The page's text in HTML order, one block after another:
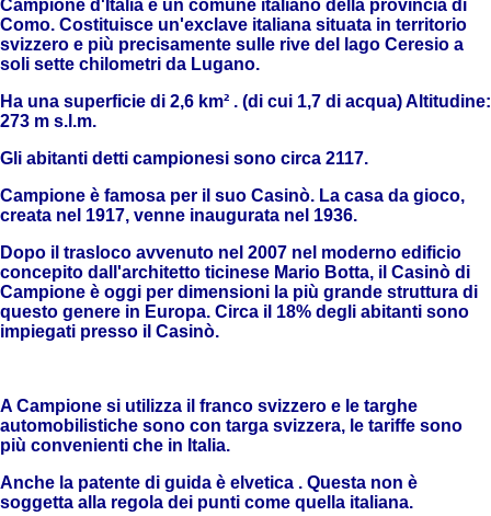
Campione d'Italia è un comune italiano della provincia di
Como. Costituisce un'exclave italiana situata in territorio
svizzero e più precisamente sulle rive del lago Ceresio a
soli sette chilometri da Lugano.
Ha una superficie di 2,6 km² . (di cui 1,7 di acqua) Altitudine:
273 m s.l.m.
Gli abitanti detti campionesi sono circa 2117.
Campione è famosa per il suo Casinò. La casa da gioco,
creata nel 1917, venne inaugurata nel 1936.
Dopo il trasloco avvenuto nel 2007 nel moderno edificio
concepito dall'architetto ticinese Mario Botta, il Casinò di
Campione è oggi per dimensioni la più grande struttura di
questo genere in Europa. Circa il 18% degli abitanti sono
impiegati presso il Casinò.
A Campione si utilizza il franco svizzero e le targhe
automobilistiche sono con targa svizzera, le tariffe sono
più convenienti che in Italia.
Anche la patente di guida è elvetica . Questa non è
soggetta alla regola dei punti come quella italiana.